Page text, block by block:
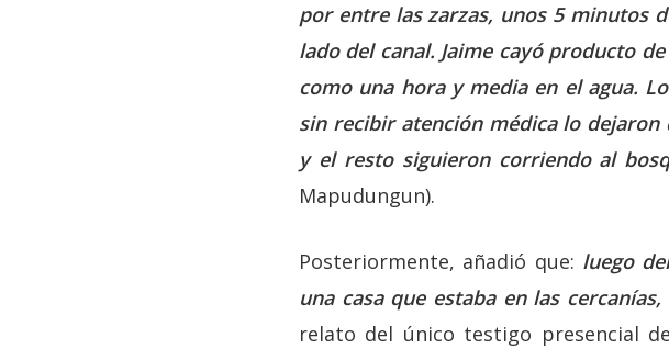
por entre las zarzas, unos 5 minutos
lado del canal. Jaime cayó producto
como una hora y media en el agua.
sin recibir atención médica lo
y el resto siguieron corriendo al
Mapudungun).
Posteriormente, añadió que: luego
una casa que estaba en las
relato del único testigo presencial